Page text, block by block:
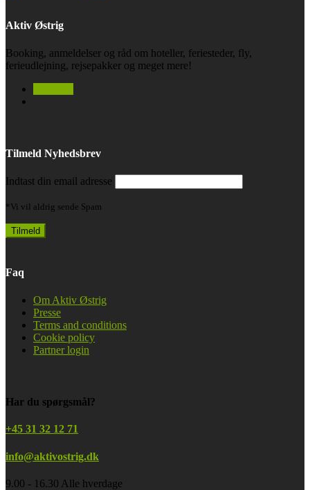
Aktiv Østrig
Booking, anmeldelser og råd om hoteller, feriesteder, fly,
ferieudlejning, rejsepakker og meget mere!
Tilmeld Nyhedsbrev
Indtast din email adresse
*Vi vil aldrig sende Spam
Faq
Om Aktiv Østrig
Presse
Terms and conditions
Cookie policy
Partner login
Har du spørgsmål?
+45 31 32 12 71
info@aktivostrig.dk
9.00 - 16.30 Alle hverdage